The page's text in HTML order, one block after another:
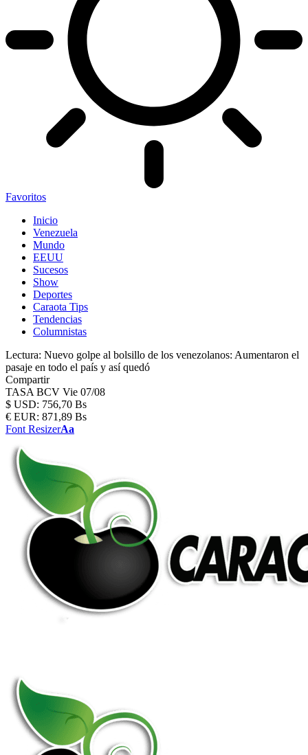
Favoritos
Inicio
Venezuela
Mundo
EEUU
Sucesos
Show
Deportes
Caraota Tips
Tendencias
Columnistas
Lectura: Nuevo golpe al bolsillo de los venezolanos: Aumentaron el
pasaje en todo el país y así quedó
Compartir
TASA BCV Vie 07/08
$ USD: 756,70 Bs
€ EUR: 871,89 Bs
Font ResizerAa